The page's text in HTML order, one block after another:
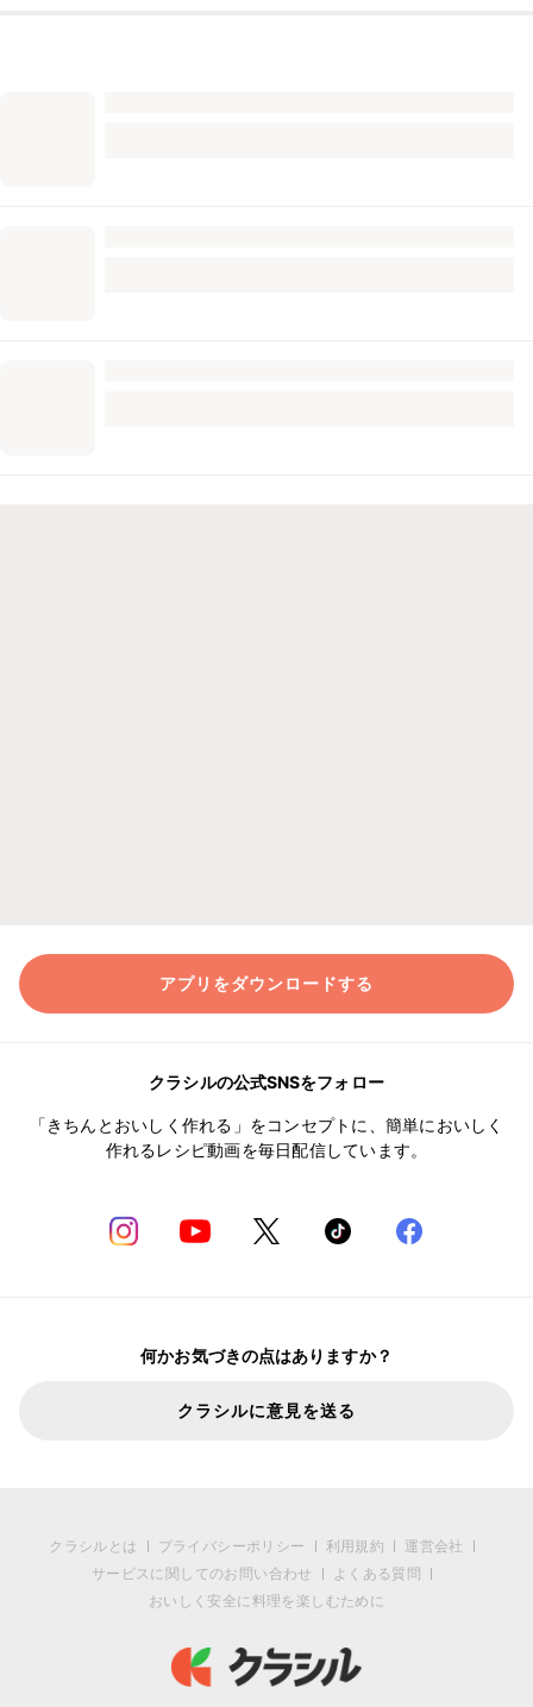
アプリをダウンロードする
クラシルの公式SNSをフォロー
「きちんとおいしく作れる」をコンセプトに、簡単においしく
作れるレシピ動画を毎日配信しています。
何かお気づきの点はありますか？
クラシルに意見を送る
クラシルとは プライバシーポリシー 利用規約
運営会社
サービスに関してのお問い合わせ
よくある質問
おいしく安全に料理を楽しむために